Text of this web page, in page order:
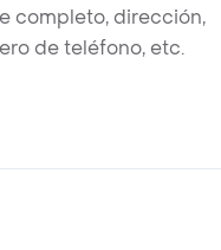
completo, dirección,
de teléfono, etc.